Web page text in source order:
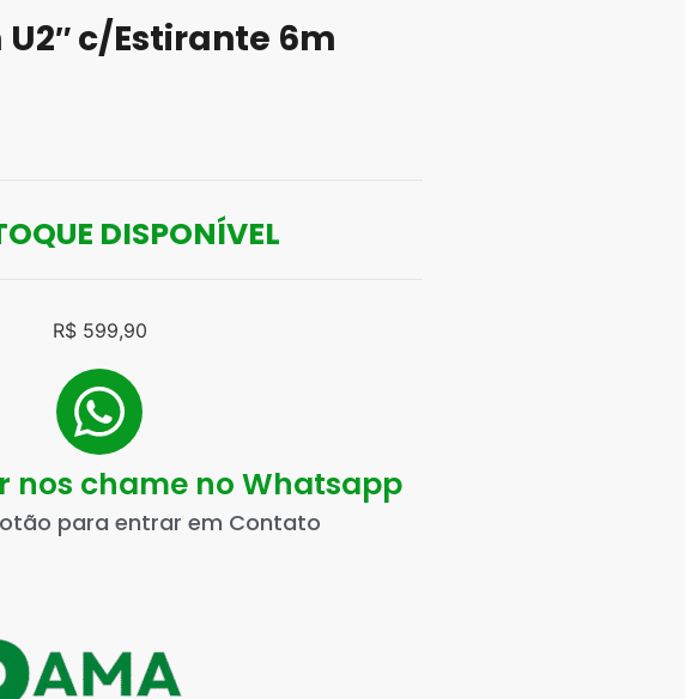
c/Estirante 6m
DISPONÍVEL
R$599,90
nos chame no Whatsapp
para entrar em Contato